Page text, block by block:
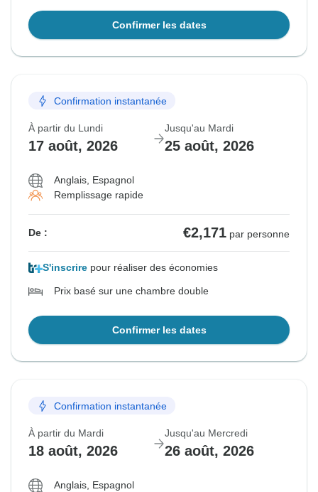
Confirmer les dates
Confirmation instantanée
À partir du Lundi
17 août, 2026
Jusqu'au Mardi
25 août, 2026
Anglais, Espagnol
Remplissage rapide
De : €2,171 par personne
S'inscrire pour réaliser des économies
Prix basé sur une chambre double
Confirmer les dates
Confirmation instantanée
À partir du Mardi
18 août, 2026
Jusqu'au Mercredi
26 août, 2026
Anglais, Espagnol